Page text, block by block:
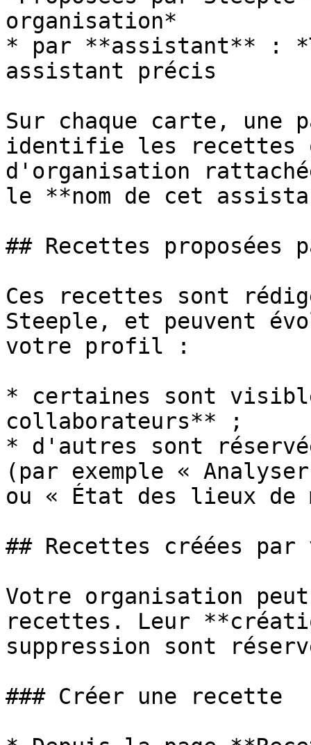
organisation*
* par **assistant** :
assistant précis
Sur chaque carte,
identifie les
d'organisation
le **nom de cet
## Recettes proposées
Ces recettes sont
Steeple, et peuvent
votre profil :
* certaines sont
collaborateurs** ;
* d'autres sont
(par exemple «
ou « État des lieux de
## Recettes créées
Votre organisation
recettes. Leur
suppression sont
### Créer une recette